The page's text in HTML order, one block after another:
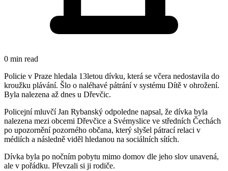
0 min read
Policie v Praze hledala 13letou dívku, která se včera nedostavila do
kroužku plávání. Šlo o naléhavé pátrání v systému Dítě v ohrožení.
Byla nalezena až dnes u Dřevčic.
Policejní mluvčí Jan Rybanský odpoledne napsal, že dívka byla
nalezena mezi obcemi Dřevčice a Svémyslice ve středních Čechách
po upozornění pozorného občana, který slyšel pátrací relaci v
médiích a následně viděl hledanou na sociálních sítích.
Dívka byla po nočním pobytu mimo domov dle jeho slov unavená,
ale v pořádku. Převzali si ji rodiče.